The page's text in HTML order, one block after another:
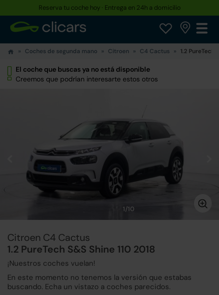
Reserva tu coche hoy · Entrega en 24h a domicilio
Coches de segunda mano Citroen C4 Cactus 1.2 PureTech
El coche que buscas ya no está disponible
Creemos que podrían interesarte estos otros
1/10
Citroen C4 Cactus
1.2 PureTech S&S Shine 110 2018
¡Nuestros coches vuelan!
En este momento no tenemos la versión que estabas
buscando. Echa un vistazo a coches parecidos.